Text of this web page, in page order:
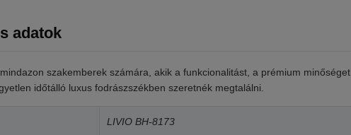
adatok
szakemberek számára, akik a funkcionalitást, a prémium minőséget
időtálló luxus fodrászszékben szeretnék megtalálni.
LIVIO BH-8173